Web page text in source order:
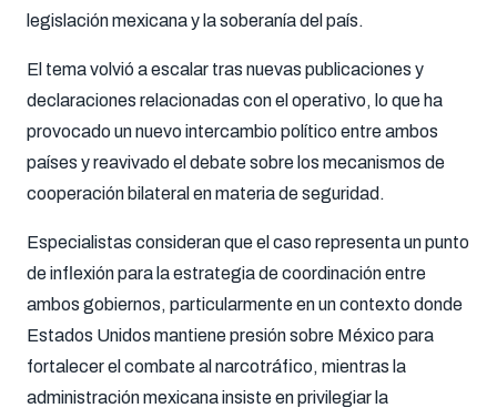
legislación mexicana y la soberanía del país.
El tema volvió a escalar tras nuevas publicaciones y
declaraciones relacionadas con el operativo, lo que ha
provocado un nuevo intercambio político entre ambos
países y reavivado el debate sobre los mecanismos de
cooperación bilateral en materia de seguridad.
Especialistas consideran que el caso representa un punto
de inflexión para la estrategia de coordinación entre
ambos gobiernos, particularmente en un contexto donde
Estados Unidos mantiene presión sobre México para
fortalecer el combate al narcotráfico, mientras la
administración mexicana insiste en privilegiar la